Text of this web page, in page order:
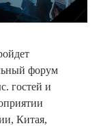
форум
гостей и
Китая,